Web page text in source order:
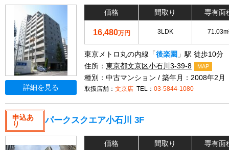
詳細を見る
価格 間取り 専有面
16,480万円 3LDK
東京メトロ丸の内線「 後楽園 」駅 徒歩10分
住所： 東京都文京区小石川3-39-8 MAP
種別：中古マンション / 築年月：2008年2月
取扱店舗： 文京店 TEL： 03-5844-1080
申込あ
り
パークスクエア小石川 3F
価格 間取り 専有面